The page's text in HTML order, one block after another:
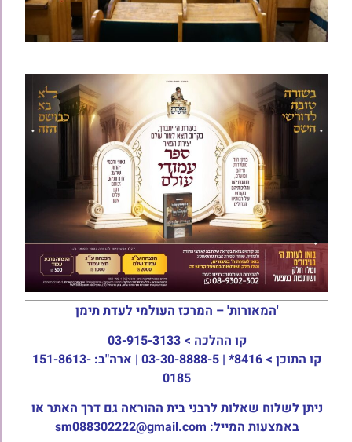
'המאורות' – המרכז העולמי לעדת תימן
קו ההלכה > 03-915-3133
קו התוכן >
8416* | 03-30-8888-5 | ארה"ב: 151-8613-
0185
ניתן לשלוח שאלות לרבני בית ההוראה גם דרך האתר או
באמצעות המייל: sm088302222@gmail.com